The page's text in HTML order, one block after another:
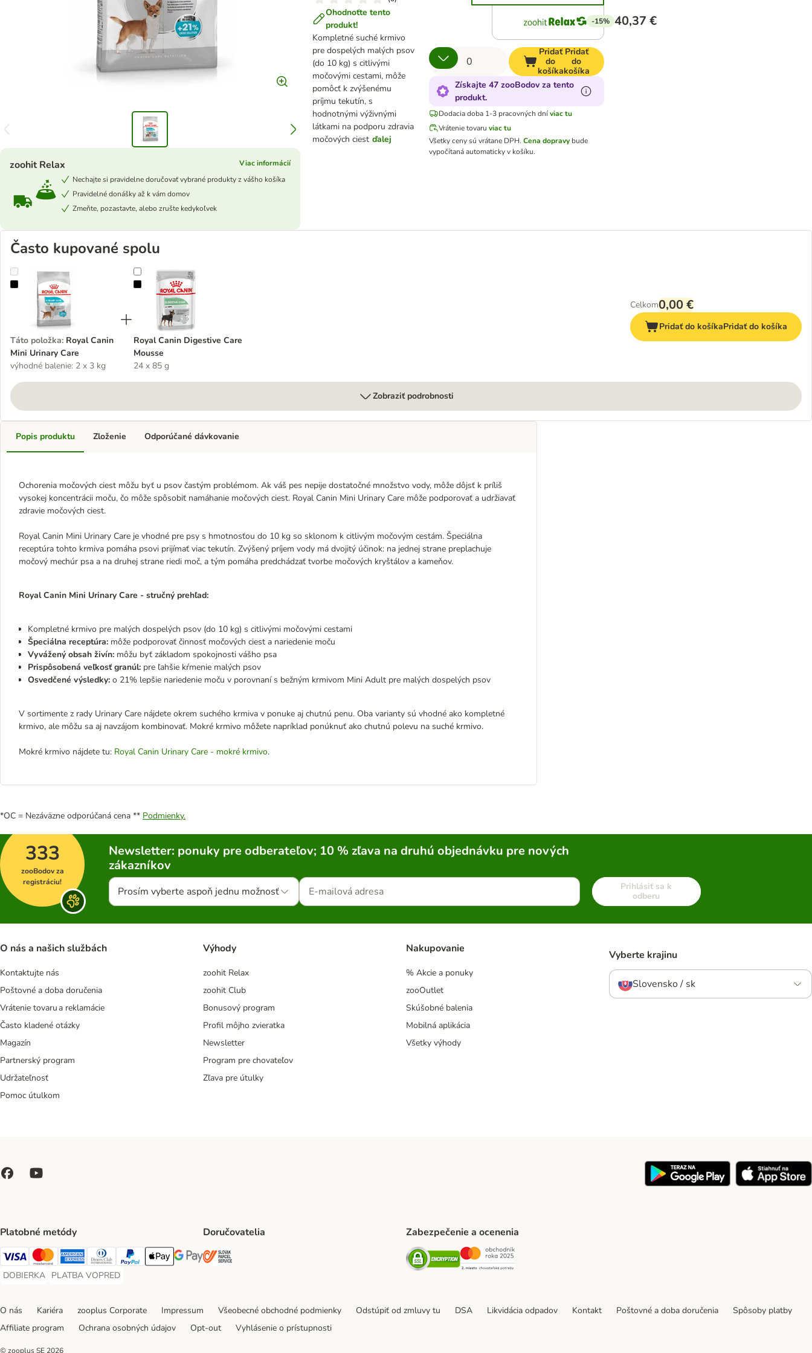
Ohodnoťte tento
produkt!
Kompletné suché krmivo
pre dospelých malých psov
(do 10 kg) s citlivými
močovými cestami, môže
pomôcť k zvýšenému
príjmu tekutín, s
hodnotnými výživnými
látkami na podporu zdravia
močových ciest ďalej
zoohit Relax
Viac informácií
Nechajte si pravidelne doručovať vybrané produkty z vášho košíka
Pravidelné donášky až k vám domov
Zmeňte, pozastavte, alebo zrušte kedykoľvek
-15% 40,37 €
Pridať
do
košíka
Pridať
do
košíka
Získajte 47 zooBodov za tento
produkt.
Dodacia doba 1-3 pracovných dní viac tu
Vrátenie tovaru viac tu
Všetky ceny sú vrátane DPH. Cena dopravybude
vypočítaná automaticky v košíku.
Často kupované spolu
Royal Canin Mini Urinary Care
Táto položka: Royal Canin
Mini Urinary Care
výhodné balenie: 2 x 3 kg
Royal Canin Digestive Care Mousse
Royal Canin Digestive Care
Mousse
24 x 85 g
Celkom0,00 €
Pridať do košíkaPridať do košíka
Zobraziť podrobnosti
Popis produktu
Ochorenia močových ciest môžu byť u psov častým problémom. Ak váš pes nepije dostatočné množstvo vody, môže dôjsť k príliš
vysokej koncentrácii moču, čo môže spôsobiť namáhanie močových ciest. Royal Canin Mini Urinary Care môže podporovať a udržiavať
zdravie močových ciest.
Royal Canin Mini Urinary Care je vhodné pre psy s hmotnosťou do 10 kg so sklonom k citlivým močovým cestám. Špeciálna
receptúra tohto krmiva pomáha psovi prijímať viac tekutín. Zvýšený príjem vody má dvojitý účinok: na jednej strane preplachuje
močový mechúr psa a na druhej strane riedi moč, a tým pomáha predchádzať tvorbe močových kryštálov a kameňov.
Royal Canin Mini Urinary Care - stručný prehľad:
Kompletné krmivo pre malých dospelých psov (do 10 kg) s citlivými močovými cestami
Špeciálna receptúra: môže podporovať činnosť močových ciest a nariedenie moču
Vyvážený obsah živín: môžu byť základom spokojnosti vášho psa
Prispôsobená veľkosť granúl: pre ľahšie kŕmenie malých psov
Osvedčené výsledky: o 21% lepšie nariedenie moču v porovnaní s bežným krmivom Mini Adult pre malých dospelých psov
V sortimente z rady Urinary Care nájdete okrem suchého krmiva v ponuke aj chutnú penu. Oba varianty sú vhodné ako kompletné
krmivo, ale môžu sa aj navzájom kombinovať. Mokré krmivo môžete napríklad ponúknuť ako chutnú polevu na suché krmivo.
Mokré krmivo nájdete tu: Royal Canin Urinary Care - mokré krmivo.
Zloženie Odporúčané dávkovanie
*OC = Nezáväzne odporúčaná cena ** Podmienky.
333
zooBodov za
registráciu!
Newsletter: ponuky pre odberateľov; 10 % zľava na druhú objednávku pre nových
zákazníkov
Prosím vyberte aspoň jednu možnosť
Prihlásiť sa k
odberu
O nás a našich službách
Kontaktujte nás
Poštovné a doba doručenia
Vrátenie tovaru a reklamácie
Často kladené otázky
Magazín
Partnerský program
Udržateľnosť
Pomoc útulkom
Výhody
zoohit Relax
zoohit Club
Bonusový program
Profil môjho zvieratka
Newsletter
Program pre chovateľov
Zľava pre útulky
Nakupovanie
% Akcie a ponuky
zooOutlet
Skúšobné balenia
Mobilná aplikácia
Všetky výhody
Vyberte krajinu
Slovensko / sk
Platobné metódy
Visa Payment Method
Mastercard Payment Method
American Express Payment Method
Diners Club Payment Method
PayPal Payment Method
Apple Pay Payment Method
Google Pay Payment Method
DOBIERKA
DOBIERKA Payment Method
PLATBA VOPRED
PLATBA VOPRED Payment Method
Doručovatelia Zabezpečenie a ocenenia
Security Security
O nás Kariéra zooplus Corporate Impressum Všeobecné obchodné podmienky Odstúpiť od zmluvy tu DSA Likvidácia odpadov Kontakt Poštovné a doba doručenia
Spôsoby platby
Affiliate program
Ochrana osobných údajov Opt-out Vyhlásenie o prístupnosti
© zooplus SE 2026